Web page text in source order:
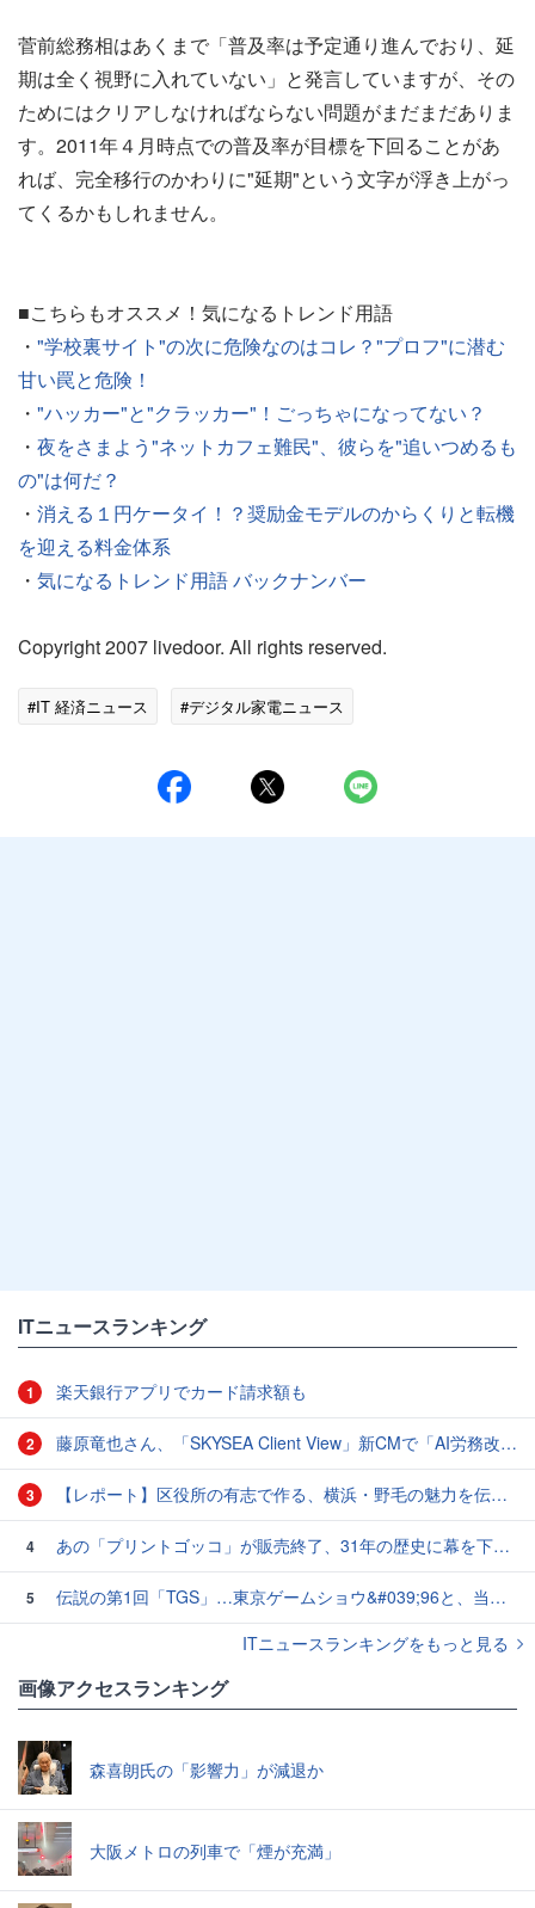
菅前総務相はあくまで「普及率は予定通り進んでおり、延
期は全く視野に入れていない」と発言していますが、その
ためにはクリアしなければならない問題がまだまだありま
す。2011年４月時点での普及率が目標を下回ることがあ
れば、完全移行のかわりに"延期"という文字が浮き上がっ
てくるかもしれません。
■こちらもオススメ！気になるトレンド用語
・ "学校裏サイト"の次に危険なのはコレ？"プロフ"に潜む
甘い罠と危険！
・ "ハッカー"と"クラッカー"！ごっちゃになってない？
・ 夜をさまよう"ネットカフェ難民"、彼らを"追いつめるも
の"は何だ？
・ 消える１円ケータイ！？奨励金モデルのからくりと転機
を迎える料金体系
・ 気になるトレンド用語 バックナンバー
Copyright 2007 livedoor. All rights reserved.
#IT 経済ニュース #デジタル家電ニュース
ITニュースランキング
1 楽天銀行アプリでカード請求額も
2 藤原竜也さん、「SKYSEA Client View」新CMで「AI労務改善」をアピール 働き方をAIが分析したら「すぐに休んで」と言われる？
3 【レポート】区役所の有志で作る、横浜・野毛の魅力を伝えるCM
4 あの「プリントゴッコ」が販売終了、31年の歴史に幕を下ろす
5
伝説の第1回「TGS」…東京ゲームショウ&#039;96と、当時のベストゲーム10本：レトロゲーム浪漫街道
ITニュースランキングをもっと見る
画像アクセスランキング
森喜朗氏の「影響力」が減退か
大阪メトロの列車で「煙が充満」